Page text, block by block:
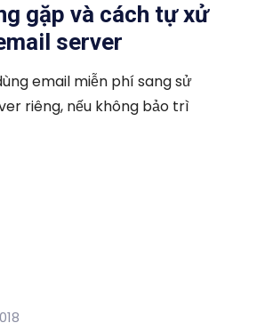
gặp và cách tự xử
server
email miễn phí sang sử
riêng, nếu không bảo trì